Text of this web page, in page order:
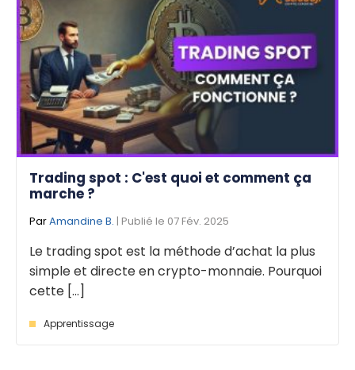
Trading spot : C'est quoi et comment ça
marche ?
ParAmandine B. | Publié le 07 Fév. 2025
Le trading spot est la méthode d’achat la plus
simple et directe en crypto-monnaie. Pourquoi
cette [...]
Apprentissage